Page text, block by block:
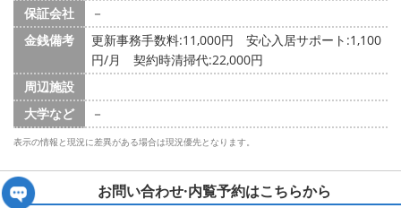
保証会社
－
金銭備考
更新事務手数料:11,000円 安心入居サポート:1,100
円/月 契約時清掃代:22,000円
周辺施設
大学など
－
表示の情報と現況に差異がある場合は現況優先となります。
お問い合わせ·内覧予約はこちらから